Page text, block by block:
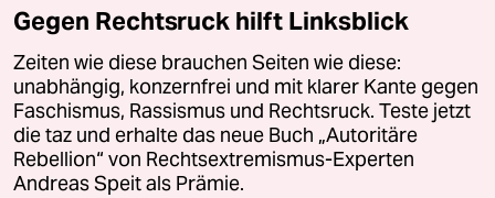
Gegen Rechtsruck hilft Linksblick
Zeiten wie diese brauchen Seiten wie diese:
unabhängig, konzernfrei und mit klarer Kante gegen
Faschismus, Rassismus und Rechtsruck. Teste jetzt
die taz und erhalte das neue Buch „Autoritäre
Rebellion“ von Rechtsextremismus-Experten
Andreas Speit als Prämie.